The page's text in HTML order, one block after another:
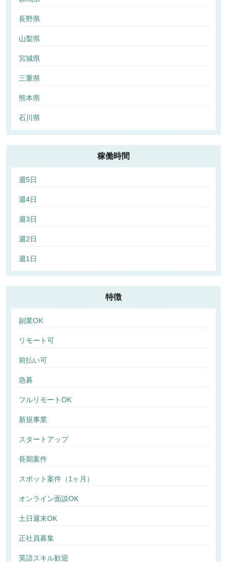
長野県
山梨県
宮城県
三重県
熊本県
石川県
稼働時間
週5日
週4日
週3日
週2日
週1日
特徴
副業OK
リモート可
前払い可
急募
フルリモートOK
新規事業
スタートアップ
長期案件
スポット案件（1ヶ月）
オンライン面談OK
土日週末OK
正社員募集
英語スキル歓迎